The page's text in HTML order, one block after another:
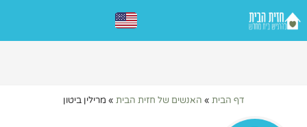
דף הבית » האנשים של חזית הבית » מרילין ביטון